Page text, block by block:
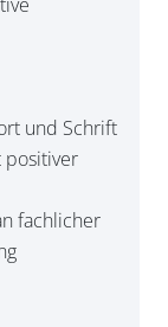
und Schrift
positiver
fachlicher